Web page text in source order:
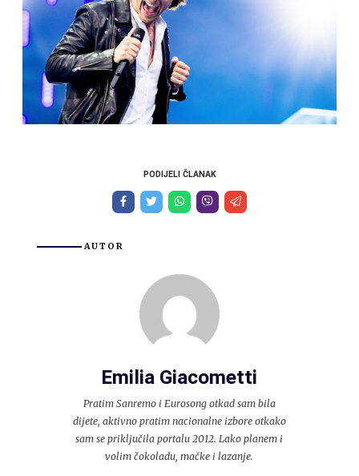
PODIJELI ČLANAK
AUTOR
Emilia Giacometti
Pratim Sanremo i Eurosong otkad sam bila
dijete, aktivno pratim nacionalne izbore otkako
sam se priključila portalu 2012. Lako planem i
volim čokoladu, mačke i lazanje.